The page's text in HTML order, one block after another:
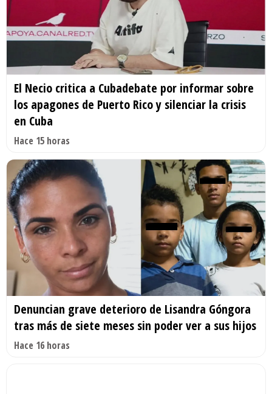
El Necio critica a Cubadebate por informar sobre
los apagones de Puerto Rico y silenciar la crisis
en Cuba
Hace 15 horas
Denuncian grave deterioro de Lisandra Góngora
tras más de siete meses sin poder ver a sus hijos
Hace 16 horas